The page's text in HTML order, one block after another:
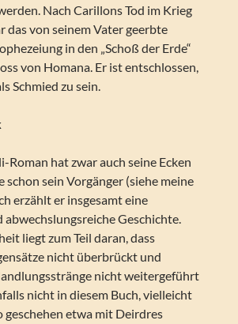
Nach Carillons Tod im Krieg
das von seinem Vater geerbte
in den „Schoß der Erde“
von Homana. Er ist entschlossen,
Schmied zu sein.
Roman hat zwar auch seine Ecken
schon sein Vorgänger (siehe meine
erzählt er insgesamt eine
abwechslungsreiche Geschichte.
liegt zum Teil daran, dass
nicht überbrückt und
nicht weitergeführt
nicht in diesem Buch, vielleicht
geschehen etwa mit Deirdres